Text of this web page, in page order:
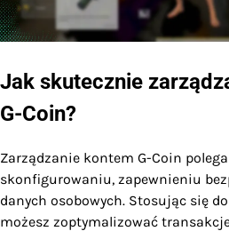
Jak skutecznie
G-Coin?
Zarządzanie kontem G-Coin
skonfigurowaniu, zapewnieniu
danych osobowych. Stosując się
możesz zoptymalizować